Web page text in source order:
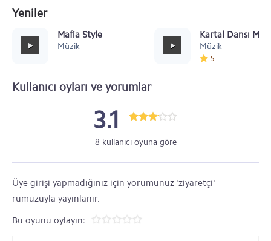
Yeniler
Mafia Style
Müzik
Kartal Dansı
Müzik
5
Kullanıcı oyları ve yorumlar
3.1
8 kullanıcı oyuna göre
Üye girişi yapmadığınız için yorumunuz 'ziyaretçi'
rumuzuyla yayınlanır.
Bu oyunu oylayın: